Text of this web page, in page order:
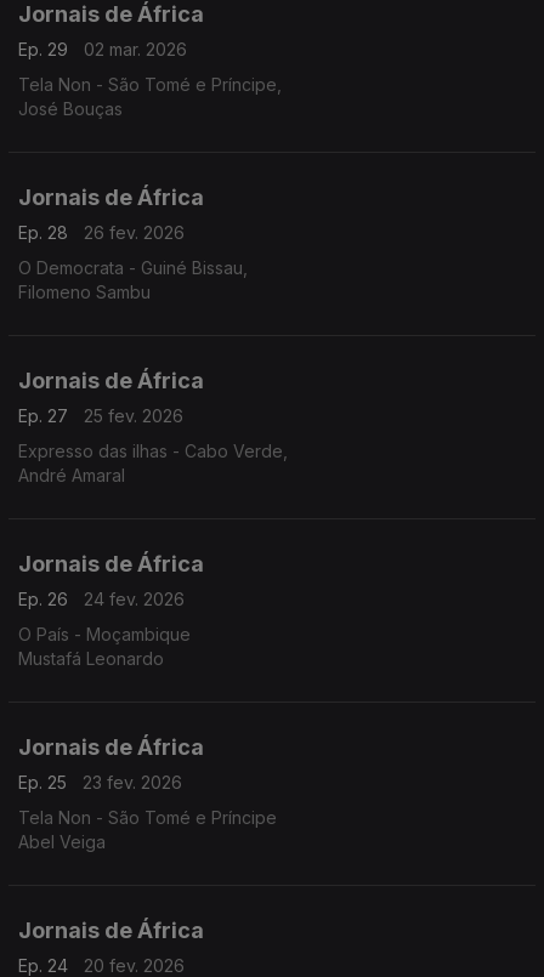
Jornais de África
Ep. 29
02 mar. 2026
Tela Non - São Tomé e Príncipe,
José Bouças
Jornais de África
Ep. 28
26 fev. 2026
O Democrata - Guiné Bissau,
Filomeno Sambu
Jornais de África
Ep. 27
25 fev. 2026
Expresso das ilhas - Cabo Verde,
André Amaral
Jornais de África
Ep. 26
24 fev. 2026
O País - Moçambique
Mustafá Leonardo
Jornais de África
Ep. 25
23 fev. 2026
Tela Non - São Tomé e Príncipe
Abel Veiga
Jornais de África
Ep. 24
20 fev. 2026